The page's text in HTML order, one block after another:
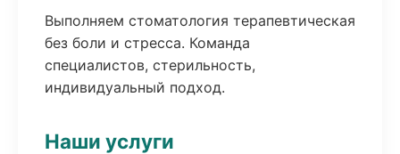
Выполняем стоматология терапевтическая
без боли и стресса. Команда
специалистов, стерильность,
индивидуальный подход.
Наши услуги